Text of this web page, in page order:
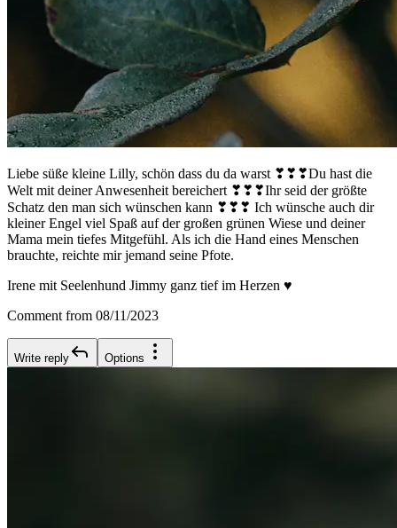
Liebe süße kleine Lilly, schön dass du da warst ❣❣❣Du hast die
Welt mit deiner Anwesenheit bereichert ❣❣❣Ihr seid der größte
Schatz den man sich wünschen kann ❣❣❣ Ich wünsche auch dir
kleiner Engel viel Spaß auf der großen grünen Wiese und deiner
Mama mein tiefes Mitgefühl. Als ich die Hand eines Menschen
brauchte, reichte mir jemand seine Pfote.
Irene mit Seelenhund Jimmy ganz tief im Herzen ♥️
Comment from 08/11/2023
Write reply Options